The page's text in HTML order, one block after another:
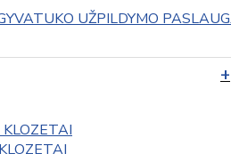
UŽPILDYMO